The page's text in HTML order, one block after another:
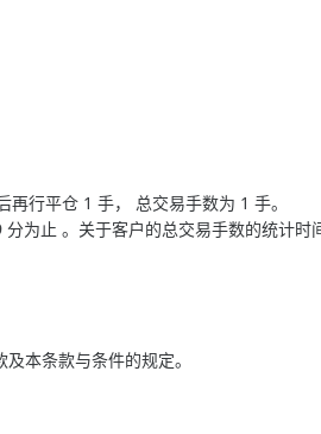
行平仓 1 手， 总交易手数为 1 手。
为止 。关于客户的总交易手数的统计时
本条款与条件的规定。